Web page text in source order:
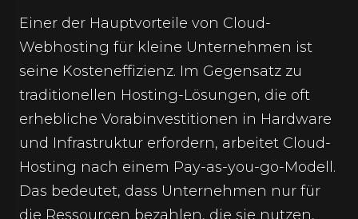
Einer der Hauptvorteile von Cloud-
Webhosting für kleine Unternehmen ist
seine Kosteneffizienz. Im Gegensatz zu
traditionellen Hosting-Lösungen, die oft
erhebliche Vorabinvestitionen in Hardware
und Infrastruktur erfordern, arbeitet Cloud-
Hosting nach einem Pay-as-you-go-Modell.
Das bedeutet, dass Unternehmen nur für
die Ressourcen bezahlen, die sie nutzen,